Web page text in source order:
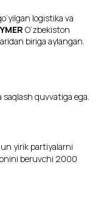
logistika va
O‘zbekiston
biriga aylangan.
quvvatiga ega.
yirik partiyalarni
beruvchi 2000